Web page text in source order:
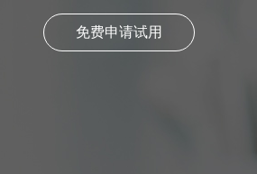
免费申请试用